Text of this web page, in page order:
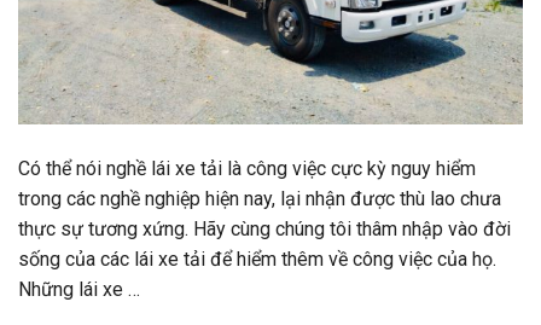
Có thể nói nghề lái xe tải là công việc cực kỳ nguy hiểm
trong các nghề nghiệp hiện nay, lại nhận được thù lao chưa
thực sự tương xứng. Hãy cùng chúng tôi thâm nhập vào đời
sống của các lái xe tải để hiểm thêm về công việc của họ.
Những lái xe …